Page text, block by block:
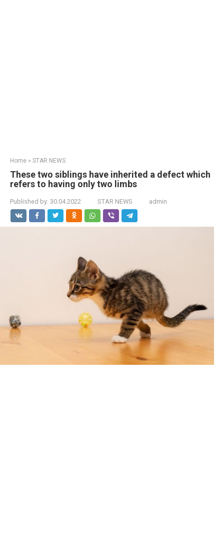
Home » STAR NEWS
These two siblings have inherited a defect which
refers to having only two limbs
Published by: 30.04.2022 STAR NEWS admin